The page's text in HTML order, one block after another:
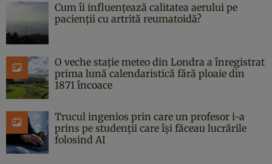
Cum îi influențează calitatea aerului pe
pacienții cu artrită reumatoidă?
O veche stație meteo din Londra a înregistrat
prima lună calendaristică fără ploaie din
1871 încoace
Trucul ingenios prin care un profesor i-a
prins pe studenții care își făceau lucrările
folosind AI